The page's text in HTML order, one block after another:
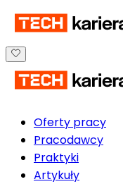
Oferty pracy
Pracodawcy
Praktyki
Artykuły